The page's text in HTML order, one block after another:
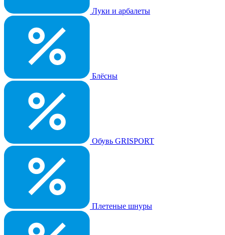
Луки и арбалеты
Блёсны
Обувь GRISPORT
Плетеные шнуры